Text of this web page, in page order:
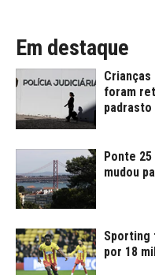
Em destaque
Crianças
foram
padrasto
Ponte
mudou
Sporting
por 18